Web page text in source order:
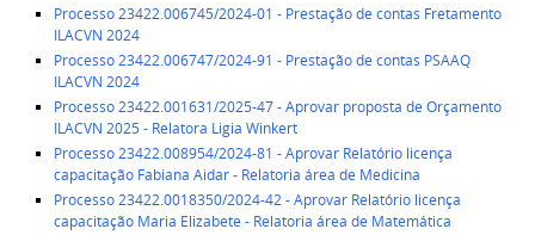
Processo 23422.006745/2024-01 - Prestação de contas Fretamento
ILACVN 2024
Processo 23422.006747/2024-91 - Prestação de contas PSAAQ
ILACVN 2024
Processo 23422.001631/2025-47 - Aprovar proposta de Orçamento
ILACVN 2025 - Relatora Ligia Winkert
Processo 23422.008954/2024-81 - Aprovar Relatório licença
capacitação Fabiana Aidar - Relatoria área de Medicina
Processo 23422.0018350/2024-42 - Aprovar Relatório licença
capacitação Maria Elizabete - Relatoria área de Matemática